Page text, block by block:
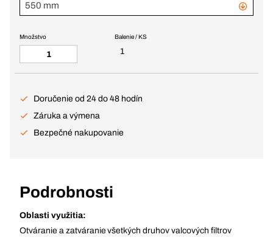
550 mm
Balenie / KS
1
Množstvo
Doručenie od 24 do 48 hodín
Záruka a výmena
Bezpečné nakupovanie
Podrobnosti
Oblasti využitia:
Otváranie a zatváranie všetkých druhov valcových filtrov